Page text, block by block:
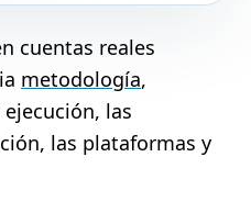
cuentas reales
metodología,
las
las plataformas y